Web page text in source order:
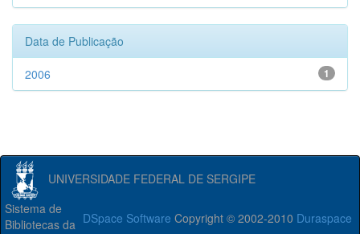
Data de Publicação
1
2006
UNIVERSIDADE FEDERAL DE SERGIPE
DSpace Software Copyright © 2002-2010 Duraspace
Sistema de
Bibliotecas da